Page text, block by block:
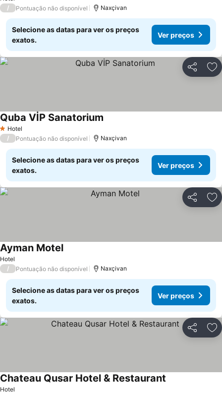
/
Pontuação não disponível Naxçivan
Selecione as datas para ver os preços
exatos.
Ver preços
Partilhar
1 Estrelas
Hotel
Quba VİP Sanatorium
/ Pontuação não disponível Naxçivan
Selecione as datas para ver os preços
exatos.
Ver preços
Partilhar
Hotel
Ayman MotelVer preços
/ Pontuação não disponível Naxçivan
Selecione as datas para ver os preços
exatos.
Ver preços
Partilhar
Hotel
Chateau Qusar Hotel & Restaurant